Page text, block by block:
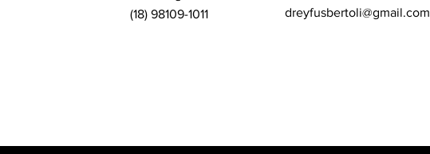
(18) 98109-1011
dreyfusbertoli@gmail.com